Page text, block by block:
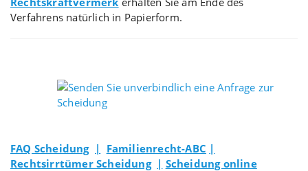
Verfahrens natürlich in Papierform.
FAQ Scheidung | Familienrecht-ABC |
Rechtsirrtümer Scheidung | Scheidung online